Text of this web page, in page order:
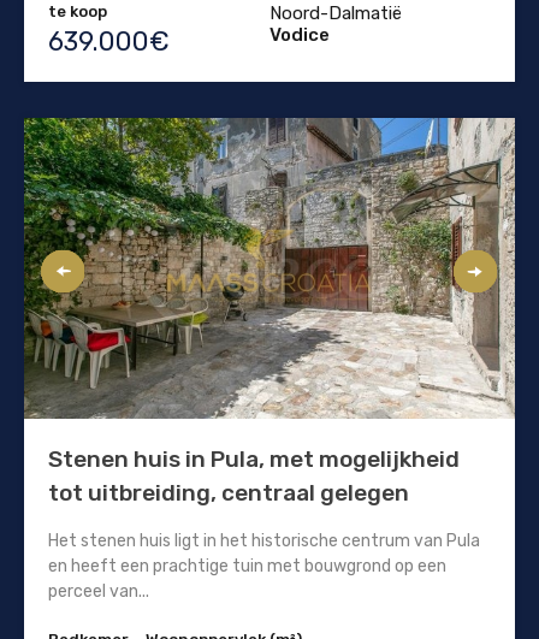
te koop
639.000€
Noord-Dalmatië
Vodice
Stenen huis in Pula, met mogelijkheid
tot uitbreiding, centraal gelegen
Het stenen huis ligt in het historische centrum van Pula
en heeft een prachtige tuin met bouwgrond op een
perceel van...